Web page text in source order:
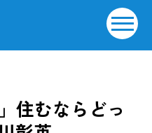
住むならどっ